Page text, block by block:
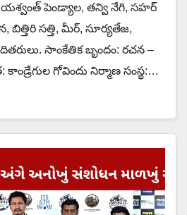
యశ్వంత్ పెండ్యాల, తన్వి నేగి, సహర్
బిత్తిరి సత్తి, మీర్, సూర్యతేజ,
సాంకేతిక బృందం: రచన –
కాండ్రేగుల గోవిందు నిర్మాణ సంస్థ:…